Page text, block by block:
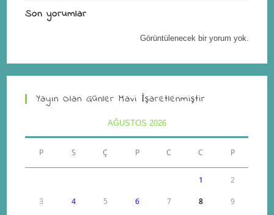
Son yorumlar
Görüntülenecek bir yorum yok.
Yayın Olan Günler Mavi İşaretlenmiştir
AĞUSTOS 2026
P S Ç P C C P
1 2
3 4 5 6 7 8 9